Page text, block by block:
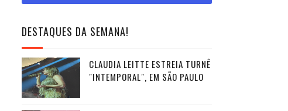
DESTAQUES DA SEMANA!
CLAUDIA LEITTE ESTREIA TURNÊ
"INTEMPORAL", EM SÃO PAULO